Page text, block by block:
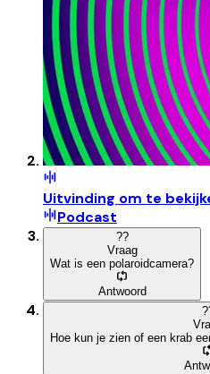
Uitvinding om te
Podcast
??
Vraag
Wat is een polaroidcamera?
Antwoord
?
Hoe kun je zien of een krab